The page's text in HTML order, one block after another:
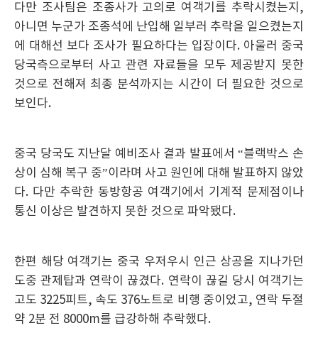
다만 조사팀은 조종사가 고의로 여객기를 추락시켰는지,
아니면 누군가 조종석에 난입해 일부러 추락을 일으켰는지
에 대해선 보다 조사가 필요하다는 입장이다. 아울러 중국
당국측으로부터 사고 관련 자료들을 모두 제공받지 못한
것으로 전해져 최종 분석까지는 시간이 더 필요한 것으로
보인다.
중국 당국도 지난달 예비조사 결과 발표에서 “블랙박스 손
상이 심해 복구 중”이라며 사고 원인에 대해 발표하지 않았
다. 다만 추락한 동방항공 여객기에서 기계적 문제점이나
통신 이상은 발견하지 못한 것으로 파악됐다.
한편 해당 여객기는 중국 우저우시 인근 상공을 지나가던
도중 관제탑과 연락이 끊겼다. 연락이 끊길 당시 여객기는
고도 3225피트, 속도 376노트로 비행 중이었고, 연락 두절
약 2분 전 8000m를 급강하해 추락했다.